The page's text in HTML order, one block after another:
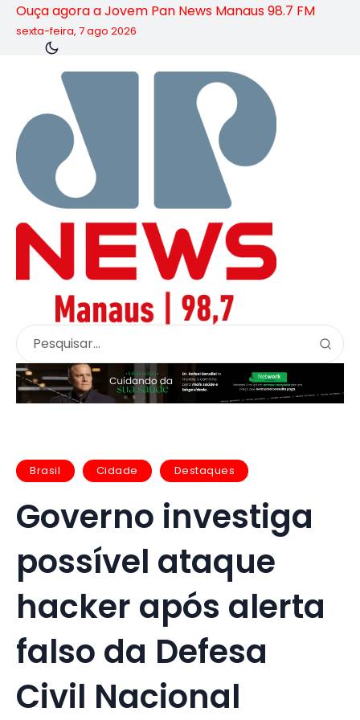
Ouça agora a Jovem Pan News Manaus 98.7 FM
sexta-feira, 7 ago 2026
Brasil Cidade Destaques
Governo investiga
possível ataque
hacker após alerta
falso da Defesa
Civil Nacional